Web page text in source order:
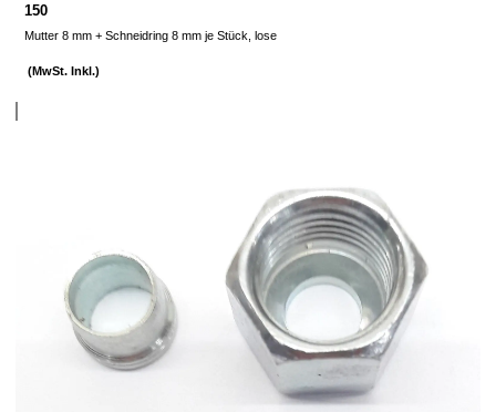
150
Mutter 8 mm + Schneidring 8 mm je Stück, lose
(MwSt. Inkl.)